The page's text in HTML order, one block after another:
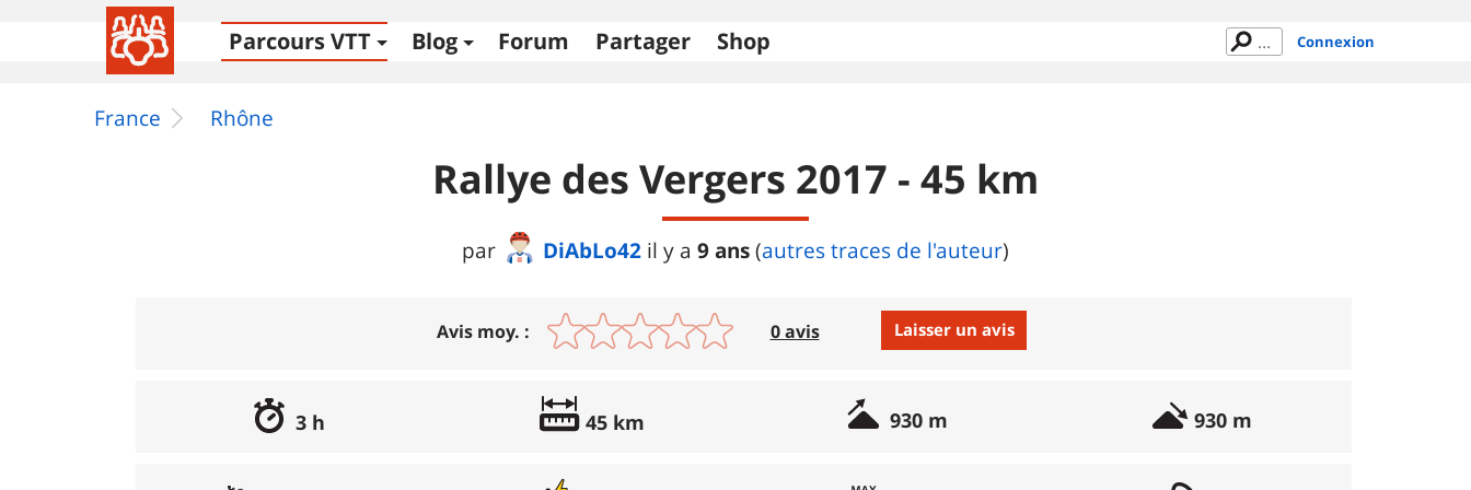
Parcours VTT Blog Forum Partager Shop Connexion
France Rhône
Rallye des Vergers 2017 - 45 km
par DiAbLo42 il y a 9 ans(autres traces de l'auteur)
Avis moy. : 0 avis Laisser un avis
3 h 45 km 930 m 930 m